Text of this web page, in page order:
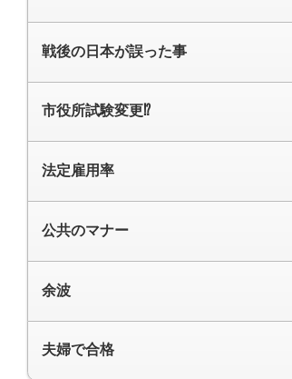
戦後の日本が誤った事
市役所試験変更⁉
法定雇用率
公共のマナー
余波
夫婦で合格